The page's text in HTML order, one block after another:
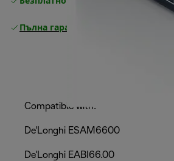
Безплатно връщане
Пълна гаранция от производителя
Compatible with:
De'Longhi ESAM6600
De'Longhi EABI66.00